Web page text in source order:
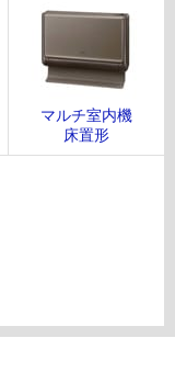
マルチ室内機
床置形